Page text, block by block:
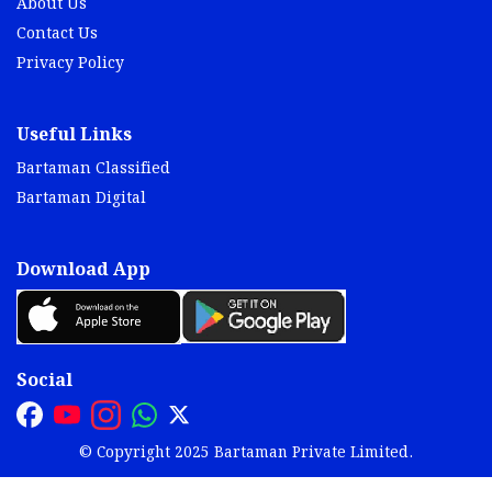
Contact Us
Privacy Policy
Useful Links
Bartaman Classified
Bartaman Digital
Download App
Social
© Copyright 2025 Bartaman Private Limited.